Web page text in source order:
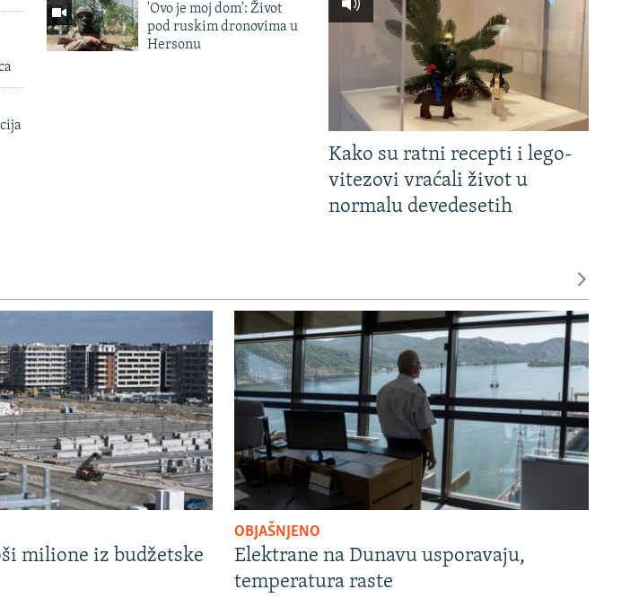
'Ovo je moj dom': Život
pod ruskim dronovima u
Hersonu
Kako su ratni recepti i lego-
vitezovi vraćali život u
normalu devedesetih
milione iz budžetske
OBJAŠNJENO
Elektrane na Dunavu usporavaju,
temperatura raste